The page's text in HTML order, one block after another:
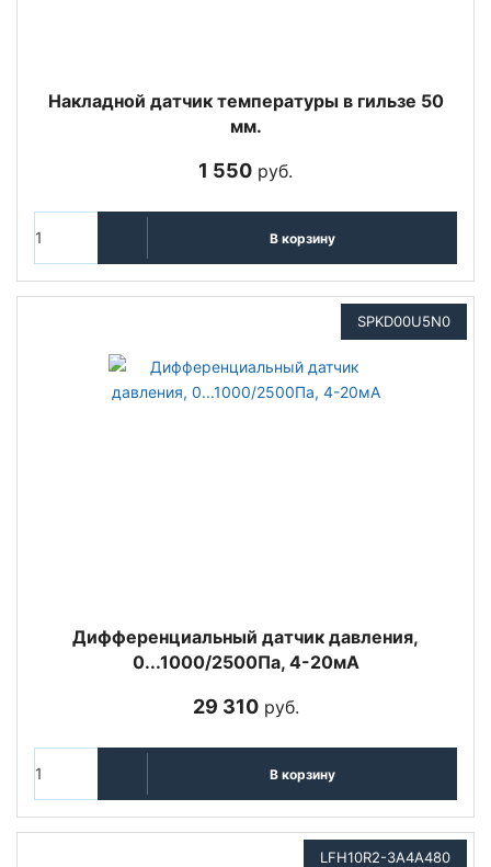
Накладной датчик температуры в гильзе 50
мм.
1 550 руб.
В корзину
SPKD00U5N0
Дифференциальный датчик давления,
0...1000/2500Па, 4-20мА
29 310руб.
В корзину
LFH10R2-3A4A480